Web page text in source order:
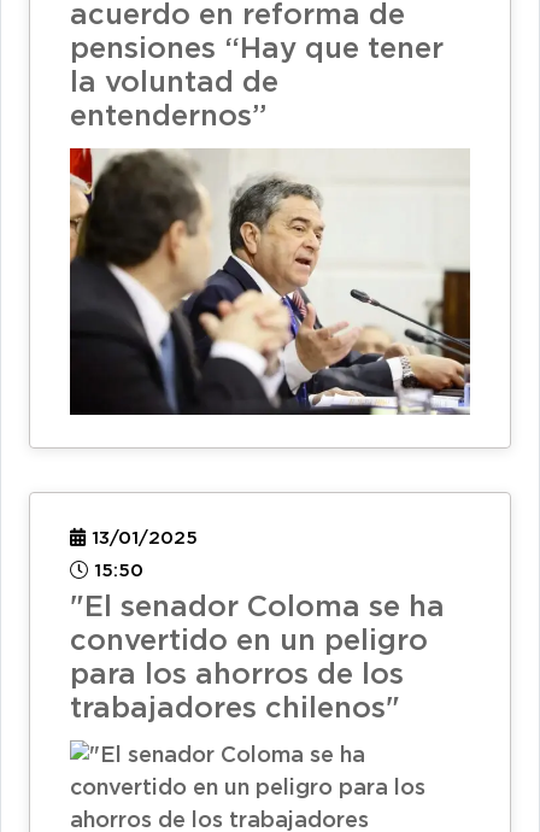
acuerdo en reforma de
pensiones “Hay que tener
la voluntad de
entendernos”
13/01/2025
15:50
"El senador Coloma se ha
convertido en un peligro
para los ahorros de los
trabajadores chilenos"